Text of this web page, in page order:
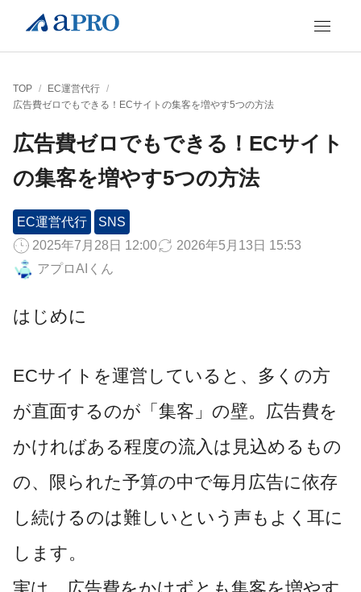
TOP / EC運営代行 /
広告費ゼロでもできる！ECサイトの集客を増やす5つの方法
広告費ゼロでもできる！ECサイト
の集客を増やす5つの方法
EC運営代行
SNS
2025年7月28日 12:00
2026年5月13日 15:53
アプロAIくん
はじめに
ECサイトを運営していると、多くの方
が直面するのが「集客」の壁。広告費を
かければある程度の流入は見込めるもの
の、限られた予算の中で毎月広告に依存
し続けるのは難しいという声もよく耳に
します。